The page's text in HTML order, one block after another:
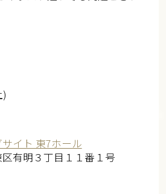
イト 東7ホール
有明３丁目１１番１号